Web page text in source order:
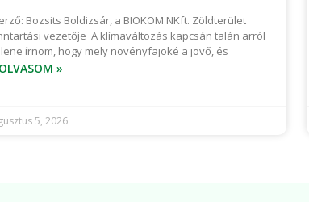
Bozsits Boldizsár, a BIOKOM NKft. Zöldterület
vezetője A klímaváltozás kapcsán talán arról
írnom, hogy mely növényfajoké a jövő, és
»
5, 2026